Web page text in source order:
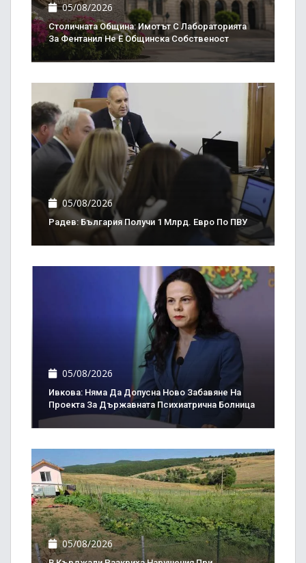
05/08/2026
Столичната Община: Имотът С Лабораторията
За Фентанил Не Е Общинска Собственост
05/08/2026
Радев: България Получи 1 Млрд. Евро По ПВУ
05/08/2026
Ивкова: Няма Да Допусна Ново Забавяне На
Проекта За Държавната Психиатрична Болница
05/08/2026